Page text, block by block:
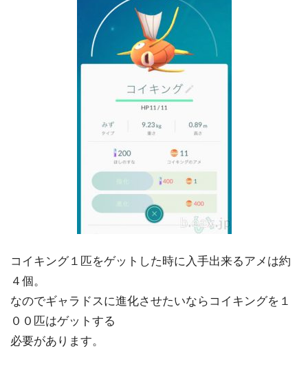
コイキング１匹をゲットした時に入手出来るアメは約
４個。
なのでギャラドスに進化させたいならコイキングを１
００匹はゲットする
必要があります。